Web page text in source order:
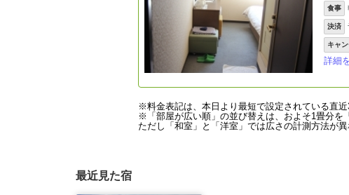
食事
決済
キャ
詳細
※料金表記は、本日より最短で設定されている直
※「部屋が広い順」の並び替えは、およそ1畳分を
ただし「和室」と「洋室」では広さの計測方法が
最近見た宿